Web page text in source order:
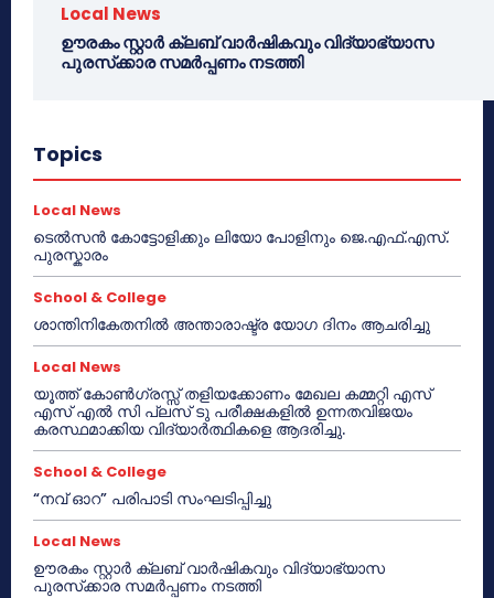
Local News
ഊരകം സ്റ്റാർ ക്ലബ് വാർഷികവും വിദ്യാഭ്യാസ
പുരസ്‌ക്കാര സമർപ്പണം നടത്തി
Topics
Local News
ടെൽസൻ കോട്ടോളിക്കും ലിയോ പോളിനും ജെ.എഫ്.എസ്.
പുരസ്കാരം
School & College
ശാന്തിനികേതനിൽ അന്താരാഷ്ട്ര യോഗ ദിനം ആചരിച്ചു
Local News
യൂത്ത് കോൺഗ്രസ്സ് തളിയക്കോണം മേഖല കമ്മറ്റി എസ്
എസ് എൽ സി പ്ലസ് ടു പരീക്ഷകളിൽ ഉന്നതവിജയം
കരസ്ഥമാക്കിയ വിദ്യാർത്ഥികളെ ആദരിച്ചു.
School & College
“നവ് ഓറ” പരിപാടി സംഘടിപ്പിച്ചു
Local News
ഊരകം സ്റ്റാർ ക്ലബ് വാർഷികവും വിദ്യാഭ്യാസ
പുരസ്‌ക്കാര സമർപ്പണം നടത്തി